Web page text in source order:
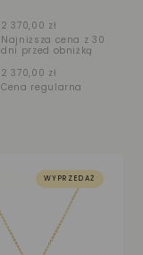
2 370,00 zł
Najniższa cena z 30
dni przed obniżką
2 370,00 zł
Cena regularna
WYPRZEDAŻ